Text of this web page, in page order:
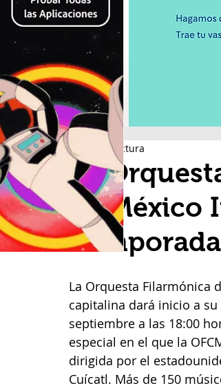
La
de México
2 min de lectura
La Orquesta Filarmónica
capitalina dará inicio a
septiembre a las 18:00
especial en el que la
dirigida por el
Cuícatl. Más de 150